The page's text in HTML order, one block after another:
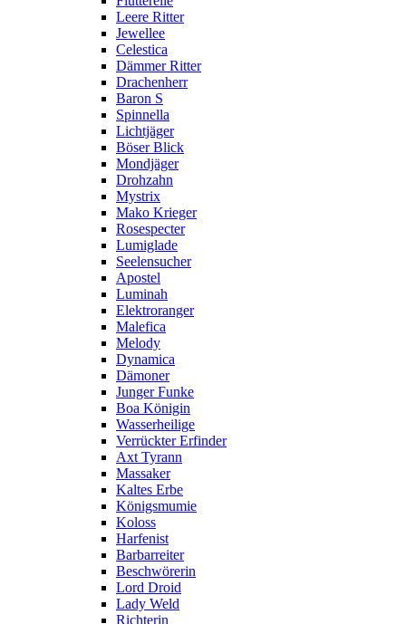
Leere Ritter
Jewellee
Celestica
Dämmer Ritter
Drachenherr
Baron S
Spinnella
Lichtjäger
Böser Blick
Mondjäger
Drohzahn
Mystrix
Mako Krieger
Rosespecter
Lumiglade
Seelensucher
Apostel
Luminah
Elektroranger
Malefica
Melody
Dynamica
Dämoner
Junger Funke
Boa Königin
Wasserheilige
Verrückter Erfinder
Axt Tyrann
Massaker
Kaltes Erbe
Königsmumie
Koloss
Harfenist
Barbarreiter
Beschwörerin
Lord Droid
Lady Weld
Richterin